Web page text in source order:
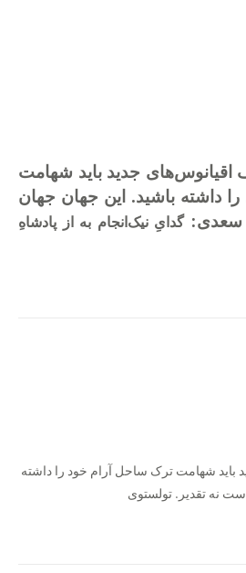
جدید باید شهامت
داشته باشید. این جهان جهان
سعدی:گدایِ نیک‌انجام به از پادشاهِ
باید شهامت ترک ساحل آرام خود را داشته
نه تقدیر. تولستوی